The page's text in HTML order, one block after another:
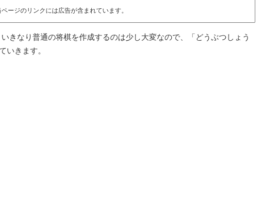
ページのリンクには広告が含まれています。
きなり普通の将棋を作成するのは少し大変なので、「どうぶつしょう
いきます。